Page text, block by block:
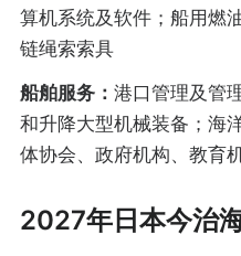
算机系统及软件；船用燃
链绳索索具
船舶服务： 港口管理及管
和升降大型机械装备；海
体协会、政府机构、教育
2027年日本今治